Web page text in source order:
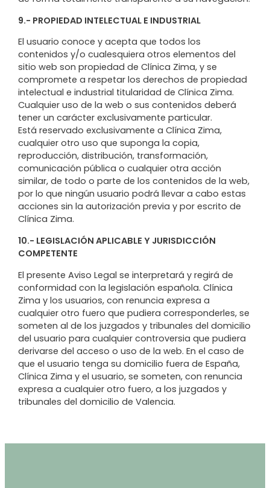
9.- PROPIEDAD INTELECTUAL E INDUSTRIAL
El usuario conoce y acepta que todos los
contenidos y/o cualesquiera otros elementos del
sitio web son propiedad de Clínica Zima, y se
compromete a respetar los derechos de propiedad
intelectual e industrial titularidad de Clínica Zima.
Cualquier uso de la web o sus contenidos deberá
tener un carácter exclusivamente particular.
Está reservado exclusivamente a Clínica Zima,
cualquier otro uso que suponga la copia,
reproducción, distribución, transformación,
comunicación pública o cualquier otra acción
similar, de todo o parte de los contenidos de la web,
por lo que ningún usuario podrá llevar a cabo estas
acciones sin la autorización previa y por escrito de
Clínica Zima.
10.- LEGISLACIÓN APLICABLE Y JURISDICCIÓN
COMPETENTE
El presente Aviso Legal se interpretará y regirá de
conformidad con la legislación española. Clínica
Zima y los usuarios, con renuncia expresa a
cualquier otro fuero que pudiera corresponderles, se
someten al de los juzgados y tribunales del domicilio
del usuario para cualquier controversia que pudiera
derivarse del acceso o uso de la web. En el caso de
que el usuario tenga su domicilio fuera de España,
Clínica Zima y el usuario, se someten, con renuncia
expresa a cualquier otro fuero, a los juzgados y
tribunales del domicilio de Valencia.